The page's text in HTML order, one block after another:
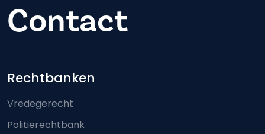
Contact
Footer-menu
Rechtbanken
Vredegerecht
Politierechtbank